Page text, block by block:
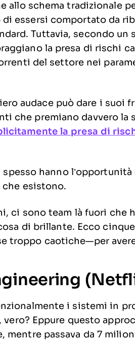
allo schema tradizionale
essersi comportato da
Tuttavia, secondo un
la presa di rischi
del settore nei
audace può dare i suoi
che premiano davvero la
la presa di
hanno
esistono.
ci sono team là fuori che
di brillante. Ecco
troppo caotiche—per
i sistemi in
Eppure questo
mentre passava da 7